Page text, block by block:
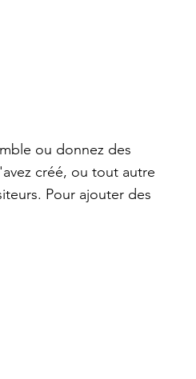
ou donnez des
créé, ou tout autre
Pour ajouter des